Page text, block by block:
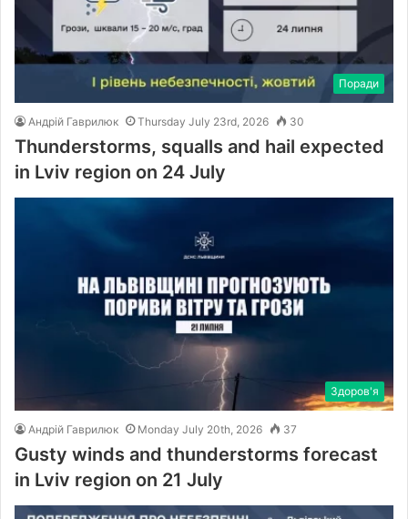
Поради
Андрій Гаврилюк Thursday July 23rd, 2026 30
Thunderstorms, squalls and hail expected
in Lviv region on 24 July
Здоров'я
Андрій Гаврилюк Monday July 20th, 2026 37
Gusty winds and thunderstorms forecast
in Lviv region on 21 July